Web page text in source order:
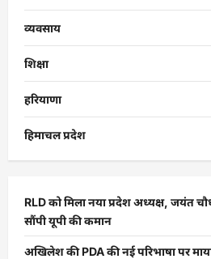
व्यवसाय
शिक्षा
हरियाणा
हिमाचल प्रदेश
RLD को मिला नया प्रदेश अध्यक्ष, जयंत
सौंपी यूपी की कमान
अखिलेश की PDA की नई परिभाषा पर